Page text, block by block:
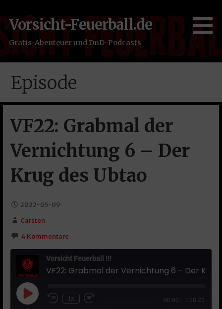
Inhalt
springen
Vorsicht-Feuerball.de
Gratis-Abenteuer und DnD-Podcasts
Episode
VF22: Grabmal der
Vernichtung 6 – Der
Krug des Ubtao
2022-05-09
Carsten
4 Kommentare
Vorsicht Feuerball !!!
Play Episode1x 00:00 1:28:22